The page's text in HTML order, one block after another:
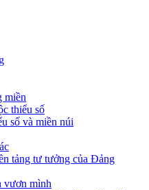
miền
thiểu số
số và miền núi
tảng tư tưởng của Đảng
vươn mình